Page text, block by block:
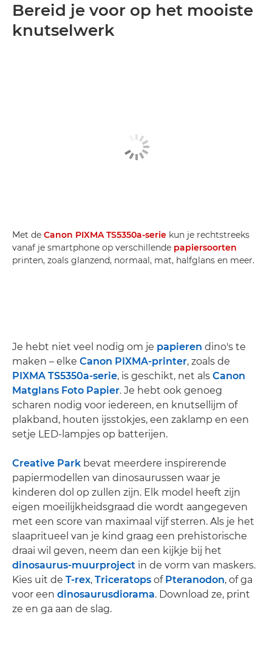
Bereid je voor op het mooiste
knutselwerk
Met de Canon PIXMA TS5350a-serie kun je rechtstreeks
vanaf je smartphone op verschillende papiersoorten
printen, zoals glanzend, normaal, mat, halfglans en meer.
Je hebt niet veel nodig om je papieren dino's te
maken – elke Canon PIXMA-printer, zoals de
PIXMA TS5350a-serie, is geschikt, net als Canon
Matglans Foto Papier. Je hebt ook genoeg
scharen nodig voor iedereen, en knutsellijm of
plakband, houten ijsstokjes, een zaklamp en een
setje LED-lampjes op batterijen.
Creative Park bevat meerdere inspirerende
papiermodellen van dinosaurussen waar je
kinderen dol op zullen zijn. Elk model heeft zijn
eigen moeilijkheidsgraad die wordt aangegeven
met een score van maximaal vijf sterren. Als je het
slaapritueel van je kind graag een prehistorische
draai wil geven, neem dan een kijkje bij het
dinosaurus-muurproject in de vorm van maskers.
Kies uit de T-rex, Triceratops of Pteranodon, of ga
voor een dinosaurusdiorama. Download ze, print
ze en ga aan de slag.